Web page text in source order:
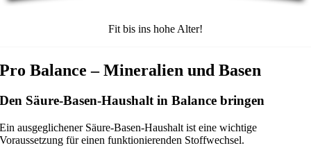
Fit bis ins hohe Alter!
Pro Balance – Mineralien und Basen
Den Säure-Basen-Haushalt in Balance bringen
Ein ausgeglichener Säure-Basen-Haushalt ist eine wichtige
Voraussetzung für einen funktionierenden Stoffwechsel.